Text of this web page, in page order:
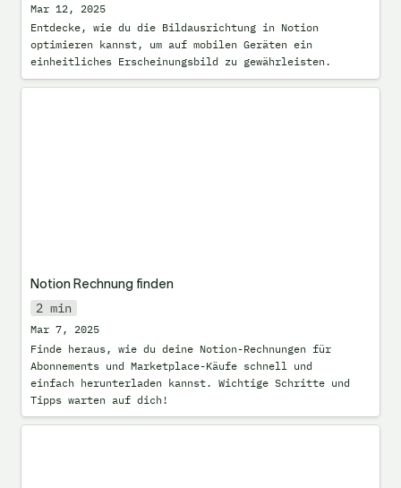
Mar 12, 2025
Entdecke, wie du die Bildausrichtung in Notion
optimieren kannst, um auf mobilen Geräten ein
einheitliches Erscheinungsbild zu gewährleisten.
Notion Rechnung finden
2 min
Mar 7, 2025
Finde heraus, wie du deine Notion-Rechnungen für
Abonnements und Marketplace-Käufe schnell und
einfach herunterladen kannst. Wichtige Schritte und
Tipps warten auf dich!